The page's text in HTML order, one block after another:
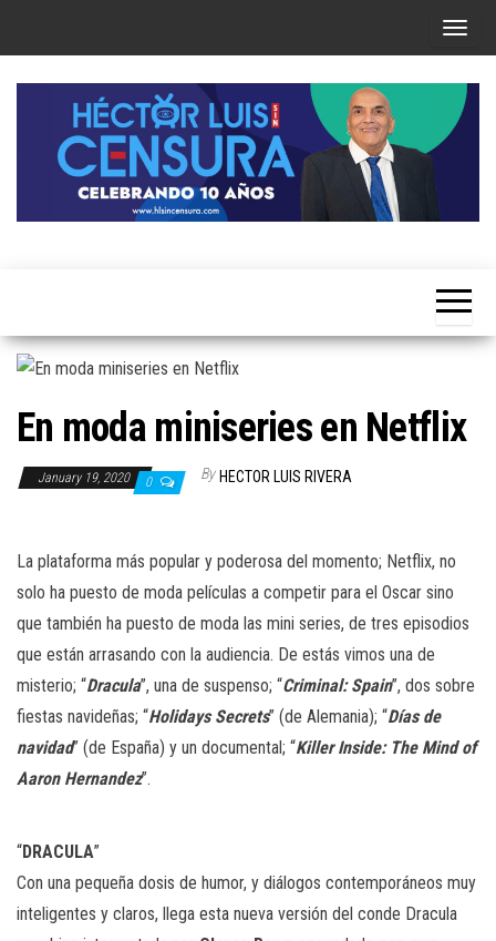
T
g
n
i
g
i
En moda miniseries en Netflix
January 19, 2020 0 By HECTOR LUIS RIVERA
La plataforma más popular y poderosa del momento; Netflix, no
solo ha puesto de moda películas a competir para el Oscar sino
que también ha puesto de moda las mini series, de tres episodios
que están arrasando con la audiencia. De estás vimos una de
misterio; “Dracula”, una de suspenso; “Criminal: Spain”, dos sobre
fiestas navideñas; “Holidays Secrets” (de Alemania); “Días de
navidad” (de España) y un documental; “Killer Inside: The Mind of
Aaron Hernandez”.
“DRACULA”
Con una pequeña dosis de humor, y diálogos contemporáneos muy
inteligentes y claros, llega esta nueva versión del conde Dracula